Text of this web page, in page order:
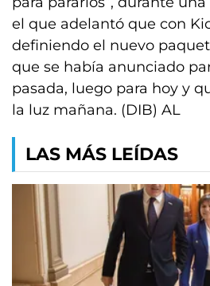
el que adelantó que con
definiendo el nuevo
que se había anunciado
pasada, luego para hoy y
la luz mañana. (DIB) AL
LAS MÁS LEÍDAS